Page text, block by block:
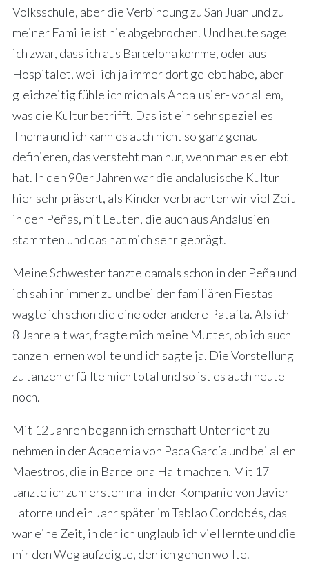
Volksschule, aber die Verbindung zu San Juan und zu
meiner Familie ist nie abgebrochen. Und heute sage
ich zwar, dass ich aus Barcelona komme, oder aus
Hospitalet, weil ich ja immer dort gelebt habe, aber
gleichzeitig fühle ich mich als Andalusier- vor allem,
was die Kultur betrifft. Das ist ein sehr spezielles
Thema und ich kann es auch nicht so ganz genau
definieren, das versteht man nur, wenn man es erlebt
hat. In den 90er Jahren war die andalusische Kultur
hier sehr präsent, als Kinder verbrachten wir viel Zeit
in den Peñas, mit Leuten, die auch aus Andalusien
stammten und das hat mich sehr geprägt.
Meine Schwester tanzte damals schon in der Peña und
ich sah ihr immer zu und bei den familiären Fiestas
wagte ich schon die eine oder andere Pataíta. Als ich
8 Jahre alt war, fragte mich meine Mutter, ob ich auch
tanzen lernen wollte und ich sagte ja. Die Vorstellung
zu tanzen erfüllte mich total und so ist es auch heute
noch.
Mit 12 Jahren begann ich ernsthaft Unterricht zu
nehmen in der Academia von Paca García und bei allen
Maestros, die in Barcelona Halt machten. Mit 17
tanzte ich zum ersten mal in der Kompanie von Javier
Latorre und ein Jahr später im Tablao Cordobés, das
war eine Zeit, in der ich unglaublich viel lernte und die
mir den Weg aufzeigte, den ich gehen wollte.